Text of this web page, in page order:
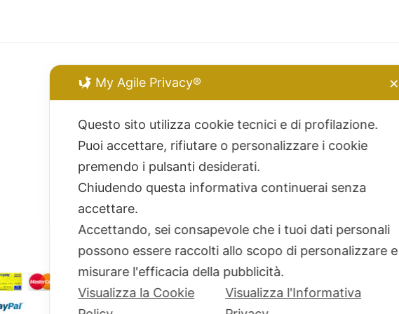
Kidult
Dodo Mariani
Breil Tribe
Filodellavita
Bliss
Kidult
Hamilton
Miluna
My Agile Privacy® ✕
Questo sito utilizza cookie tecnici e di profilazione.
Puoi accettare, rifiutare o personalizzare i cookie
premendo i pulsanti desiderati.
Chiudendo questa informativa continuerai senza
accettare.
Accettando, sei consapevole che i tuoi dati personali
possono essere raccolti allo scopo di personalizzare e
misurare l'efficacia della pubblicità.
Visualizza la Cookie
Visualizza l'Informativa